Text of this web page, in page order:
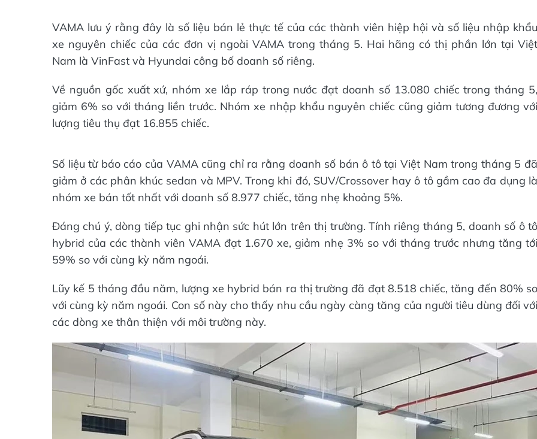
VAMA lưu ý rằng đây là số liệu bán lẻ thực tế của các thành viên hiệp hội và số liệu nhập khẩu
xe nguyên chiếc của các đơn vị ngoài VAMA trong tháng 5. Hai hãng có thị phần lớn tại Việt
Nam là VinFast và Hyundai công bố doanh số riêng.
Về nguồn gốc xuất xứ, nhóm xe lắp ráp trong nước đạt doanh số 13.080 chiếc trong tháng 5,
giảm 6% so với tháng liền trước. Nhóm xe nhập khẩu nguyên chiếc cũng giảm tương đương với
lượng tiêu thụ đạt 16.855 chiếc.
Số liệu từ báo cáo của VAMA cũng chỉ ra rằng doanh số bán ô tô tại Việt Nam trong tháng 5 đã
giảm ở các phân khúc sedan và MPV. Trong khi đó, SUV/Crossover hay ô tô gầm cao đa dụng là
nhóm xe bán tốt nhất với doanh số 8.977 chiếc, tăng nhẹ khoảng 5%.
Đáng chú ý, dòng tiếp tục ghi nhận sức hút lớn trên thị trường. Tính riêng tháng 5, doanh số ô tô
hybrid của các thành viên VAMA đạt 1.670 xe, giảm nhẹ 3% so với tháng trước nhưng tăng tới
59% so với cùng kỳ năm ngoái.
Lũy kế 5 tháng đầu năm, lượng xe hybrid bán ra thị trường đã đạt 8.518 chiếc, tăng đến 80% so
với cùng kỳ năm ngoái. Con số này cho thấy nhu cầu ngày càng tăng của người tiêu dùng đối với
các dòng xe thân thiện với môi trường này.